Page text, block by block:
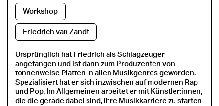
Workshop
Friedrich van Zandt
Ursprünglich hat Friedrich als Schlagzeuger
angefangen und ist dann zum Produzenten von
tonnenweise Platten in allen Musikgenres geworden.
Spezialisiert hat er sich inzwischen auf modernen Rap
und Pop. Im Allgemeinen arbeitet er mit Künstler:innen,
die die gerade dabei sind, ihre Musikkarriere zu starten